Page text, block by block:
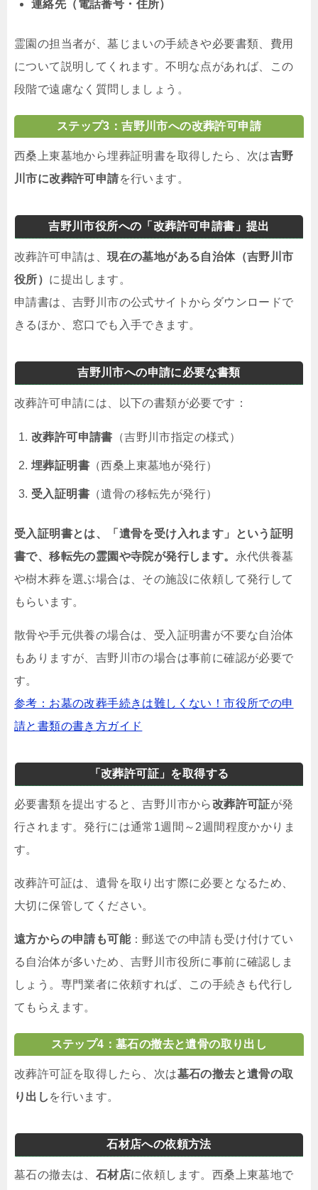
連絡先（電話番号・住所）
霊園の担当者が、墓じまいの手続きや必要書類、費用
について説明してくれます。不明な点があれば、この
段階で遠慮なく質問しましょう。
ステップ3：吉野川市への改葬許可申請
西桑上東墓地から埋葬証明書を取得したら、次は吉野
川市に改葬許可申請を行います。
吉野川市役所への「改葬許可申請書」提出
改葬許可申請は、現在の墓地がある自治体（吉野川市
役所） に提出します。
申請書は、吉野川市の公式サイトからダウンロードで
きるほか、窓口でも入手できます。
吉野川市への申請に必要な書類
改葬許可申請には、以下の書類が必要です：
改葬許可申請書 （吉野川市指定の様式）
埋葬証明書 （西桑上東墓地が発行）
受入証明書 （遺骨の移転先が発行）
受入証明書とは、「遺骨を受け入れます」という証明
書で、移転先の霊園や寺院が発行します。 永代供養墓
や樹木葬を選ぶ場合は、その施設に依頼して発行して
もらいます。
散骨や手元供養の場合は、受入証明書が不要な自治体
もありますが、吉野川市の場合は事前に確認が必要で
す。
参考：お墓の改葬手続きは難しくない！市役所での申
請と書類の書き方ガイド
「改葬許可証」を取得する
必要書類を提出すると、吉野川市から改葬許可証が発
行されます。発行には通常1週間～2週間程度かかりま
す。
改葬許可証は、遺骨を取り出す際に必要となるため、
大切に保管してください。
遠方からの申請も可能：郵送での申請も受け付けてい
る自治体が多いため、吉野川市役所に事前に確認しま
しょう。専門業者に依頼すれば、この手続きも代行し
てもらえます。
ステップ4：墓石の撤去と遺骨の取り出し
改葬許可証を取得したら、次は墓石の撤去と遺骨の取
り出し を行います。
石材店への依頼方法
墓石の撤去は、 石材店に依頼します。西桑上東墓地で